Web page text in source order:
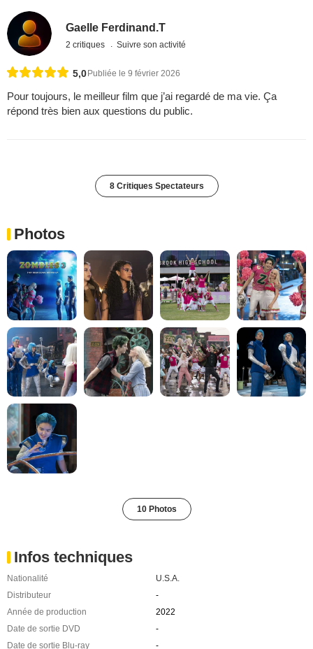
Gaelle Ferdinand.T
2 critiques Suivre son activité
5,0 Publiée le 9 février 2026
Pour toujours, le meilleur film que j’ai regardé de ma vie. Ça
répond très bien aux questions du public.
8 Critiques Spectateurs
Photos
10 Photos
Infos techniques
Nationalité
U.S.A.
Distributeur
-
Année de production
2022
Date de sortie DVD
-
Date de sortie Blu-ray
-